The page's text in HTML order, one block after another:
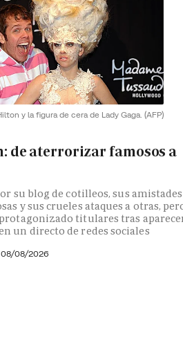
y la figura de cera de Lady Gaga. (AFP)
de aterrorizar famosos a
su blog de cotilleos, sus amistades
y sus crueles ataques a otras,
titulares tras
un directo de redes sociales
08/08/2026